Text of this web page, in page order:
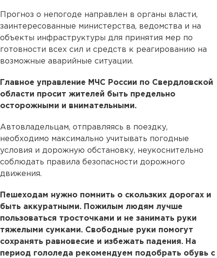
Прогноз о непогоде направлен в органы власти,
заинтересованные министерства, ведомства и на
объекты инфраструктуры для принятия мер по
готовности всех сил и средств к реагированию на
возможные аварийные ситуации.
Главное управление МЧС России по Свердловской
области просит жителей быть предельно
осторожными и внимательными.
Автовладельцам, отправляясь в поездку,
необходимо максимально учитывать погодные
условия и дорожную обстановку, неукоснительно
соблюдать правила безопасности дорожного
движения.
Пешеходам нужно помнить о скользких дорогах и
быть аккуратными. Пожилым людям лучше
пользоваться тросточками и не занимать руки
тяжелыми сумками. Свободные руки помогут
сохранять равновесие и избежать падения. На
период гололеда рекомендуем подобрать обувь с